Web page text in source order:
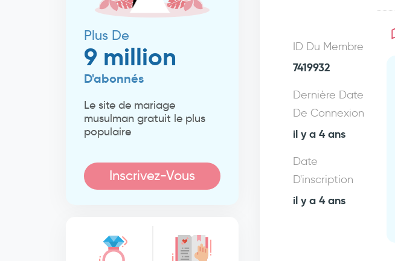
Plus De
9 million
D'abonnés
Le site de mariage
musulman gratuit le plus
populaire
Inscrivez-Vous
ID Du Membre
7419932
Dernière Date
De Connexion
il y a 4 ans
Date
D'inscription
il y a 4 ans